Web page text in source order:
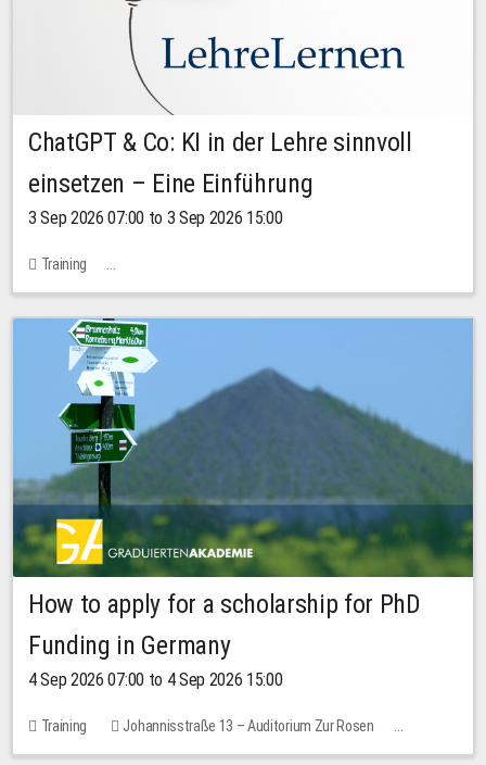
ChatGPT & Co: KI in der Lehre sinnvoll
einsetzen – Eine Einführung
3 Sep 2026 07:00 to 3 Sep 2026 15:00
Training
Bachstraße 18k - SR 102 (Seminarraum Servicestelle LehreLernen)
How to apply for a scholarship for PhD
Funding in Germany
4 Sep 2026 07:00 to 4 Sep 2026 15:00
Training
Johannisstraße 13 – Auditorium Zur Rosen
7 places
10.00 EUR